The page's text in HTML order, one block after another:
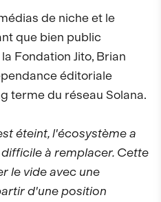
de niche et le
que bien public
Fondation Jito, Brian
éditoriale
terme du réseau Solana.
éteint, l'écosystème a
à remplacer. Cette
le vide avec une
d'une position